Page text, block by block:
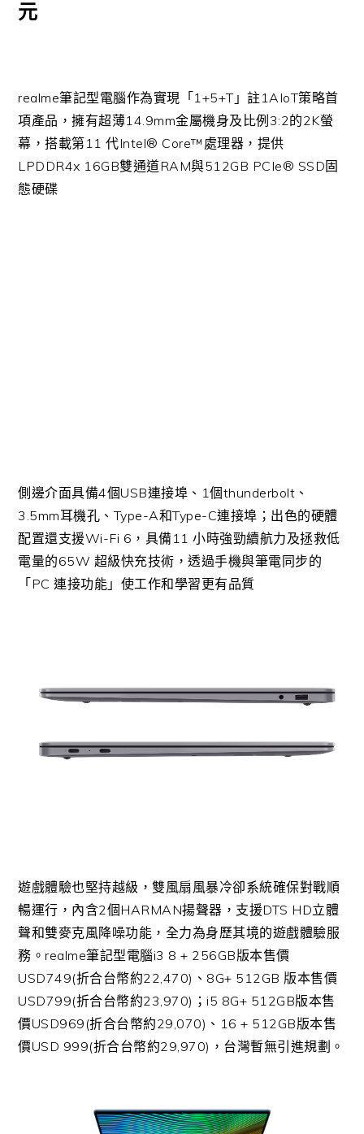
元
realme筆記型電腦作為實現「1+5+T」註1AIoT策略首
項產品，擁有超薄14.9mm金屬機身及比例3:2的2K螢
幕，搭載第11 代Intel® Core™處理器，提供
LPDDR4x 16GB雙通道RAM與512GB PCIe® SSD固
態硬碟
側邊介面具備4個USB連接埠、1個thunderbolt、
3.5mm耳機孔、Type-A和Type-C連接埠；出色的硬體
配置還支援Wi-Fi 6，具備11 小時強勁續航力及拯救低
電量的65W 超級快充技術，透過手機與筆電同步的
「PC 連接功能」使工作和學習更有品質
遊戲體驗也堅持越級，雙風扇風暴冷卻系統確保對戰順
暢運行，內含2個HARMAN揚聲器，支援DTS HD立體
聲和雙麥克風降噪功能，全力為身歷其境的遊戲體驗服
務。realme筆記型電腦i3 8 + 256GB版本售價
USD749(折合台幣約22,470)、8G+ 512GB 版本售價
USD799(折合台幣約23,970)；i5 8G+ 512GB版本售
價USD969(折合台幣約29,070)、16 + 512GB版本售
價USD 999(折合台幣約29,970)，台灣暫無引進規劃。